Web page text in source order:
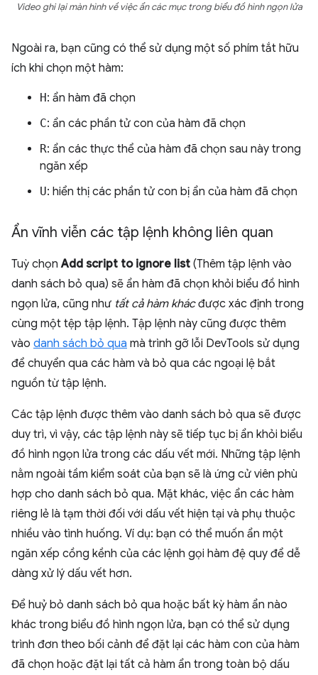
Video ghi lại màn hình về việc ẩn các mục trong biểu đồ hình ngọn lửa
Ngoài ra, bạn cũng có thể sử dụng một số phím tắt hữu
ích khi chọn một hàm:
H: ẩn hàm đã chọn
C: ẩn các phần tử con của hàm đã chọn
R: ẩn các thực thể của hàm đã chọn sau này trong
ngăn xếp
U: hiển thị các phần tử con bị ẩn của hàm đã chọn
Ẩn vĩnh viễn các tập lệnh không liên quan
Tuỳ chọnAdd script to ignore list (Thêm tập lệnh vào
danh sách bỏ qua) sẽ ẩn hàm đã chọn khỏi biểu đồ hình
ngọn lửa, cũng như tất cả hàm khácđược xác định trong
cùng một tệp tập lệnh. Tập lệnh này cũng được thêm
vào danh sách bỏ qua mà trình gỡ lỗi DevTools sử dụng
để chuyển qua các hàm và bỏ qua các ngoại lệ bắt
nguồn từ tập lệnh.
Các tập lệnh được thêm vào danh sách bỏ qua sẽ được
duy trì, vì vậy, các tập lệnh này sẽ tiếp tục bị ẩn khỏi biểu
đồ hình ngọn lửa trong các dấu vết mới. Những tập lệnh
nằm ngoài tầm kiểm soát của bạn sẽ là ứng cử viên phù
hợp cho danh sách bỏ qua. Mặt khác, việc ẩn các hàm
riêng lẻ là tạm thời đối với dấu vết hiện tại và phụ thuộc
nhiều vào tình huống. Ví dụ: bạn có thể muốn ẩn một
ngăn xếp cồng kềnh của các lệnh gọi hàm đệ quy để dễ
dàng xử lý dấu vết hơn.
Để huỷ bỏ danh sách bỏ qua hoặc bất kỳ hàm ẩn nào
khác trong biểu đồ hình ngọn lửa, bạn có thể sử dụng
trình đơn theo bối cảnh để đặt lại các hàm con của hàm
đã chọn hoặc đặt lại tất cả hàm ẩn trong toàn bộ dấu